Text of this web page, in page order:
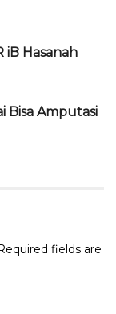
iB Hasanah
Bisa Amputasi
Required fields are